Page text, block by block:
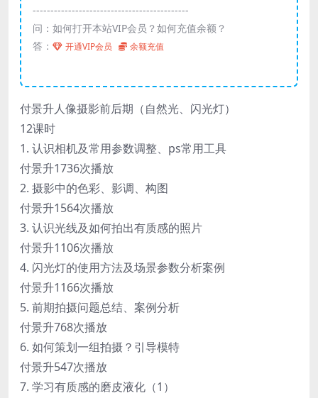
--------------------------------------------
问：如何打开本站VIP会员？如何充值余额？
答：
开通VIP会员 余额充值
付景升人像摄影前后期（自然光、闪光灯）
12课时
1. 认识相机及常用参数调整、ps常用工具
付景升1736次播放
2. 摄影中的色彩、影调、构图
付景升1564次播放
3. 认识光线及如何拍出有质感的照片
付景升1106次播放
4. 闪光灯的使用方法及场景参数分析案例
付景升1166次播放
5. 前期拍摄问题总结、案例分析
付景升768次播放
6. 如何策划一组拍摄？引导模特
付景升547次播放
7. 学习有质感的磨皮液化（1）